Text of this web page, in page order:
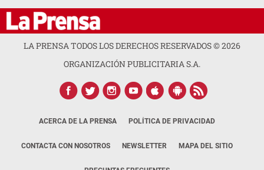
LA PRENSA TODOS LOS DERECHOS RESERVADOS ©2026
ORGANIZACIÓN PUBLICITARIA S.A.
ACERCA DE LA PRENSA POLÍTICA DE PRIVACIDAD
CONTACTA CON NOSOTROS NEWSLETTER MAPA DEL SITIO